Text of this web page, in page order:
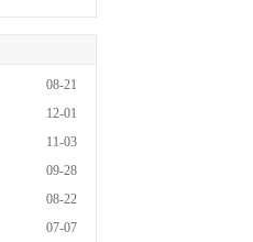
08-21
12-01
11-03
09-28
08-22
07-07